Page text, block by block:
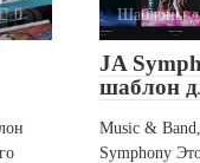
0 Шаблоны
JA
шаблон
Music &
Symphony